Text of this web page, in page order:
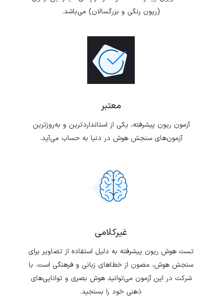
(ریون رنگی و بزرگسالان) می‌باشد.
معتبر
آزمون ریون پیشرفته، یکی از استانداردترین و به‌روزترین
آزمون‌های سنجش هوش در دنیا به حساب می‌آید.
غیرکلامی
تست هوش ریون پیشرفته به دلیل استفاده از تصاویر برای
سنجش هوش، مصون از خطاهای زبانی و فرهنگی است. با
شرکت در این آزمون می‌توانید هوش بصری و توانایی‌های
ذهنی خود را بسنجید.